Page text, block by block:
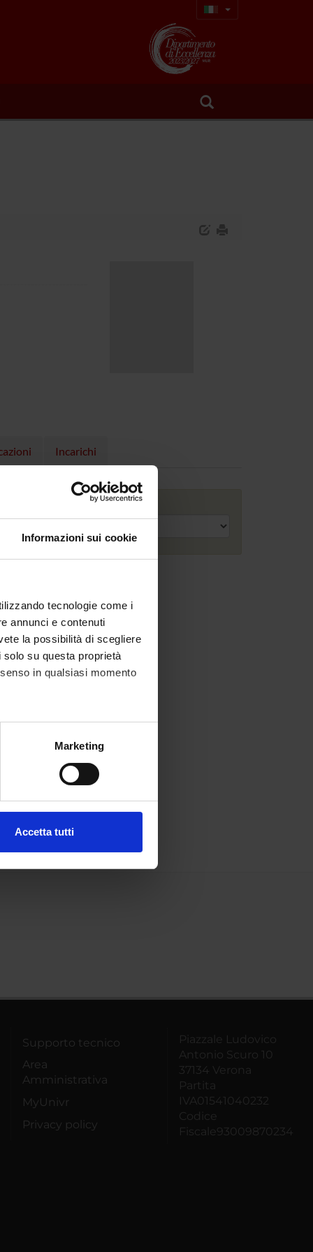
Informazioni sui cookie
tecnologie come i
annunci e contenuti
la possibilità di scegliere
su questa proprietà
in qualsiasi momento
metro,Marketing
Accetta tutti
Incarichi
Anno accademico
Supporto tecnico
Area
Amministrativa
MyUnivr
Privacy policy
Piazzale Ludovico
Antonio Scuro 10
37134 Verona
Partita
IVA01541040232
Codice
Fiscale93009870234